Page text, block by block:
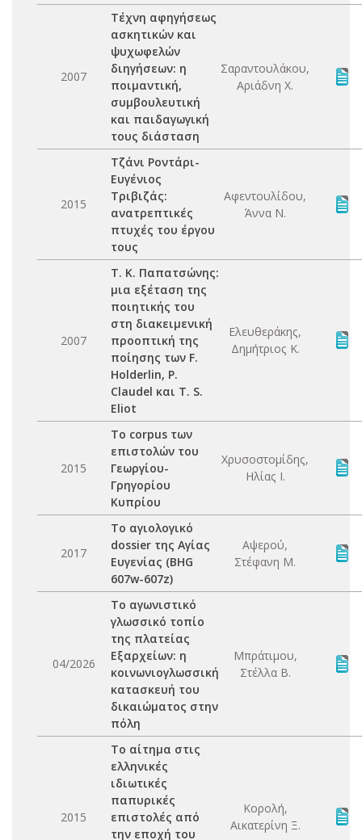
2007
Τέχνη αφηγήσεως
ασκητικών και
ψυχωφελών
διηγήσεων: η
ποιμαντική,
συμβουλευτική
και παιδαγωγική
τους διάσταση
Σαραντουλάκου,
Αριάδνη Χ.
2015
Τζάνι Ροντάρι-
Ευγένιος
Τριβιζάς:
ανατρεπτικές
πτυχές του έργου
τους
Αφεντουλίδου,
Άννα Ν.
2007
Τ. Κ. Παπατσώνης:
μια εξέταση της
ποιητικής του
στη διακειμενική
προοπτική της
ποίησης των F.
Holderlin, P.
Claudel και T. S.
Eliot
Ελευθεράκης,
Δημήτριος Κ.
2015
Το corpus των
επιστολών του
Γεωργίου-
Γρηγορίου
Κυπρίου
Χρυσοστομίδης,
Ηλίας Ι.
2017
Το αγιολογικό
dossier της Αγίας
Ευγενίας (BHG
607w-607z)
Αψερού,
Στέφανη Μ.
04/2026
Το αγωνιστικό
γλωσσικό τοπίο
της πλατείας
Εξαρχείων: η
κοινωνιογλωσσική
κατασκευή του
δικαιώματος στην
πόλη
Μπράτιμου,
Στέλλα Β.
2015
Το αίτημα στις
ελληνικές
ιδιωτικές
παπυρικές
επιστολές από
την εποχή του
Κορολή,
Αικατερίνη Ξ.